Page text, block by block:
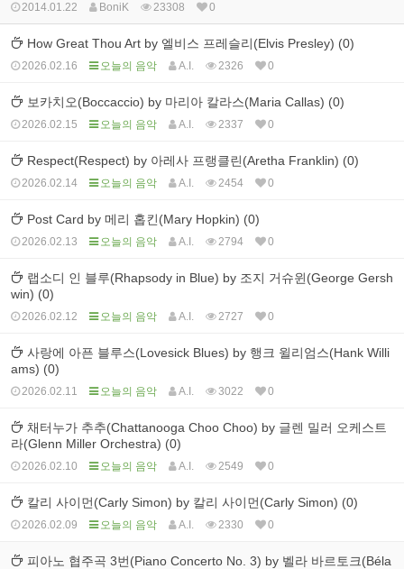
2014.01.22 BoniK 23308 0
How Great Thou Art by 엘비스 프레슬리(Elvis Presley) (0)
2026.02.16 오늘의 음악 A.I. 2326 0
보카치오(Boccaccio) by 마리아 칼라스(Maria Callas) (0)
2026.02.15 오늘의 음악 A.I. 2337 0
Respect(Respect) by 아레사 프랭클린(Aretha Franklin) (0)
2026.02.14 오늘의 음악 A.I. 2454 0
Post Card by 메리 홉킨(Mary Hopkin) (0)
2026.02.13 오늘의 음악 A.I. 2794 0
랩소디 인 블루(Rhapsody in Blue) by 조지 거슈윈(George Gersh
win) (0)
2026.02.12 오늘의 음악 A.I. 2727 0
사랑에 아픈 블루스(Lovesick Blues) by 행크 윌리엄스(Hank Willi
ams) (0)
2026.02.11 오늘의 음악 A.I. 3022 0
채터누가 추추(Chattanooga Choo Choo) by 글렌 밀러 오케스트
라(Glenn Miller Orchestra) (0)
2026.02.10 오늘의 음악 A.I. 2549 0
칼리 사이먼(Carly Simon) by 칼리 사이먼(Carly Simon) (0)
2026.02.09 오늘의 음악 A.I. 2330 0
피아노 협주곡 3번(Piano Concerto No. 3) by 벨라 바르토크(Béla